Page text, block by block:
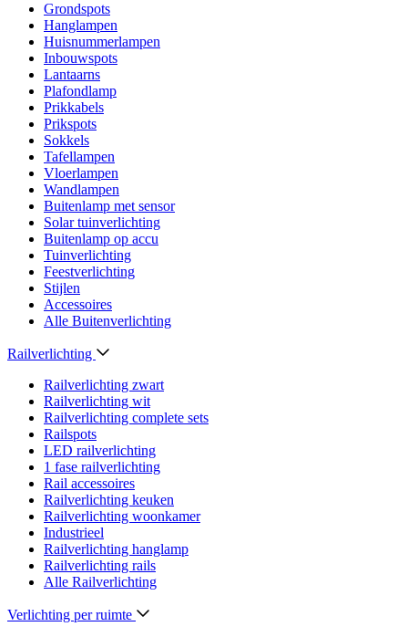
Grondspots
Hanglampen
Huisnummerlampen
Inbouwspots
Lantaarns
Plafondlamp
Prikkabels
Prikspots
Sokkels
Tafellampen
Vloerlampen
Wandlampen
Buitenlamp met sensor
Solar tuinverlichting
Buitenlamp op accu
Tuinverlichting
Feestverlichting
Stijlen
Accessoires
Alle Buitenverlichting
Railverlichting
Railverlichting zwart
Railverlichting wit
Railverlichting complete sets
Railspots
LED railverlichting
1 fase railverlichting
Rail accessoires
Railverlichting keuken
Railverlichting woonkamer
Industrieel
Railverlichting hanglamp
Railverlichting rails
Alle Railverlichting
Verlichting per ruimte